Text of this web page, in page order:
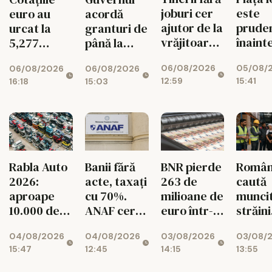
euro au
urcat la
5,277
06/08/2026
16:18
acordă
granturi de
până la
euro
pentru
diaspora
06/08/2026
15:03
joburi cer
ajutor de la
vrăjitoare
06/08/2026
12:59
este
05/08/
15:41
Rabla Auto
2026:
aproape
10.000 de
aprobate
04/08/2026
15:47
Banii fără
acte, taxați
cu 70%.
ANAF cere
milioane de
lei
04/08/2026
12:45
BNR pierde
263 de
milioane de
euro într-o
lună!
Rezervele
03/08/2026
14:15
caută
străini
de
03/08/
13:55